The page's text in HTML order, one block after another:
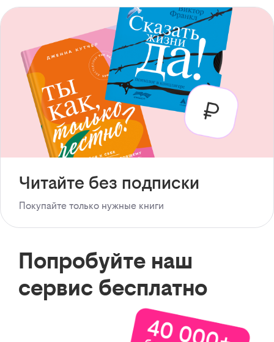
Читайте без подписки
Покупайте только нужные книги
Попробуйте наш
сервис бесплатно